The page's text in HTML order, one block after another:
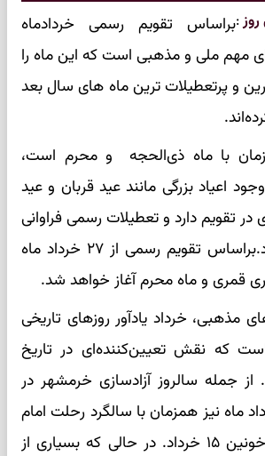
:براساس تقویم رسمی خردادماه
مهم ملی و مذهبی است که این ماه را
و پرتعطیلات ترین ماه های سال بعد
با ماه ذی‌الحجه و محرم است،
اعیاد بزرگی مانند عید قربان و عید
در تقویم دارد و تعطیلات رسمی فراوانی
را به همراه می‌آورد.براساس تقویم رسمی از ۲۷ خرداد ماه
قمری و ماه محرم آغاز خواهد شد.
مذهبی، خرداد یادآور روزهای تاریخی
که نقش تعیین‌کننده‌ای در تاریخ
از جمله سالروز آزادسازی خرمشهر در
۱۴ خرداد ماه نیز همزمان با سالگرد رحلت امام
خمینی ره و قیام خونین ۱۵ خرداد. در حالی که بسیاری از